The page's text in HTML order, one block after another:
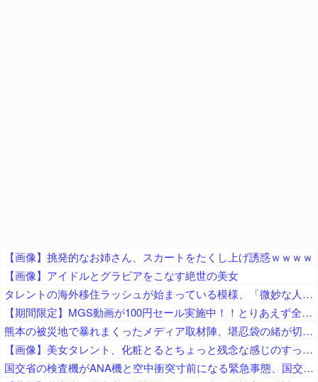
【画像】挑発的なお姉さん、スカートをたくし上げ誘惑ｗｗｗｗ
【画像】アイドルとグラビアをこなす絶世の美女
タレントの海外移住ラッシュが始まっている模様、「微妙な人ばっかで憧れない」と指摘する声も……
【期間限定】MGS動画が100円セール実施中！！とりあえず全部買うやろｗｗｗｗｗ
熊本の被災地で暴れまくったメディア取材陣、堪忍袋の緒が切れた地元住民が苦情を寄せまくった結果……
【画像】美女タレント、化粧とるとちょっと残念な感じのすっぴんになるｗｗｗ
国交省の検査機がANA機と空中衝突寸前になる緊急事態、国交省側は己の非を頑として認めず……